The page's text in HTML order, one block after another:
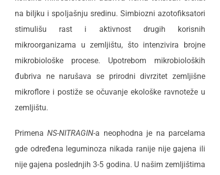
na biljku i spoljašnju sredinu. Simbiozni azotofiksatori
stimulišu rast i aktivnost drugih korisnih
mikroorganizama u zemljištu, što intenzivira brojne
mikrobiološke procese. Upotrebom mikrobioloških
đubriva ne narušava se prirodni divrzitet zemljišne
mikroflore i postiže se očuvanje ekološke ravnoteže u
zemljištu.
PrimenaNS-NITRAGIN-a neophodna je na parcelama
gde određena leguminoza nikada ranije nije gajena ili
nije gajena poslednjih 3-5 godina. U našim zemljištima